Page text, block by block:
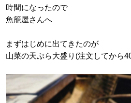
時間になったので
魚籠屋さんへ
まずはじめに出てきたのが
山菜の天ぷら大盛り(注文してから